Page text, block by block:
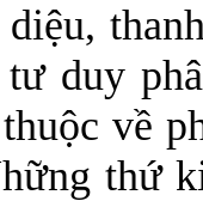
duy
về
thứ